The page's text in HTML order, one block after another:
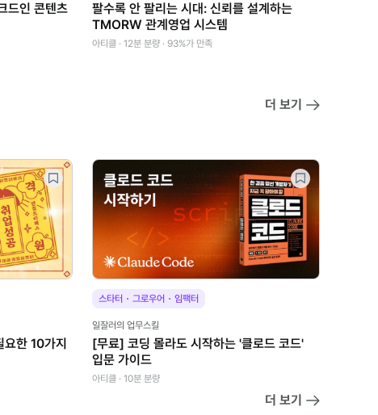
드인 콘텐츠
팔수록 안 팔리는 시대: 신뢰를 설계하는
TMORW 관계영업 시스템
아티클 · 12분 분량 · 93%가 만족
더 보기
요한 10가지
스타터 · 그로우어 · 임팩터
일잘러의 업무스킬
[무료] 코딩 몰라도 시작하는 '클로드 코드'
입문 가이드
아티클 · 10분 분량
더 보기